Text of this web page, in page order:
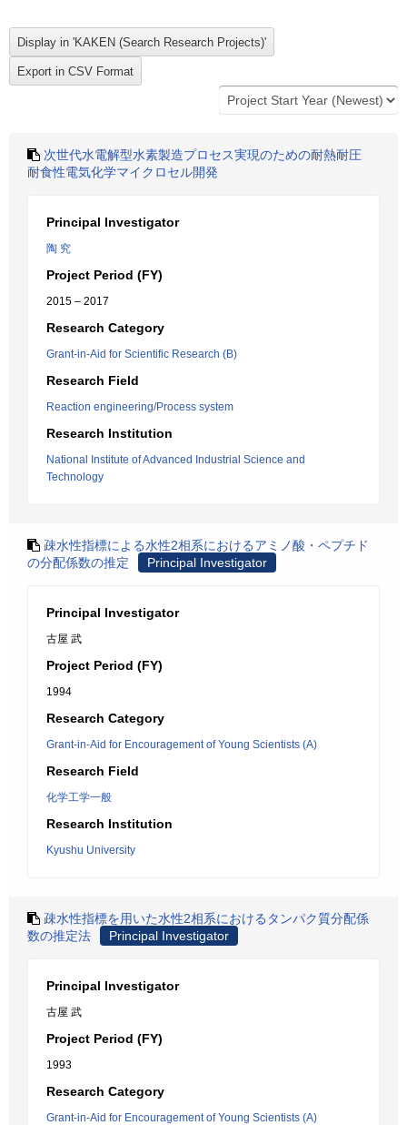
次世代水電解型水素製造プロセス実現のための耐熱耐圧
耐食性電気化学マイクロセル開発
Principal Investigator
陶 究
Project Period (FY)
2015 – 2017
Research Category
Grant-in-Aid for Scientific Research (B)
Research Field
Reaction engineering/Process system
Research Institution
National Institute of Advanced Industrial Science and
Technology
疎水性指標による水性2相系におけるアミノ酸・ペプチド
の分配係数の推定
Principal Investigator
Principal Investigator
古屋 武
Project Period (FY)
1994
Research Category
Grant-in-Aid for Encouragement of Young Scientists (A)
Research Field
化学工学一般
Research Institution
Kyushu University
疎水性指標を用いた水性2相系におけるタンパク質分配係
数の推定法
Principal Investigator
Principal Investigator
古屋 武
Project Period (FY)
1993
Research Category
Grant-in-Aid for Encouragement of Young Scientists (A)